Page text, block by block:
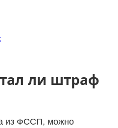
ли штраф
из ФССП, можно